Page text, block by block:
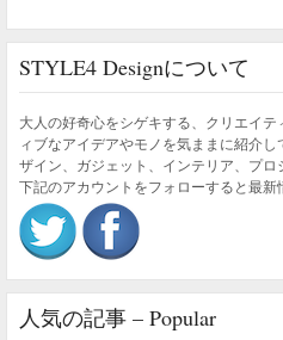
STYLE4 Designについて
大人の好奇心をシゲキする、クリエイ
ィブなアイデアやモノを気ままに紹介
ザイン、ガジェット、インテリア、プロ
下記のアカウントをフォローすると最新
人気の記事 – Popular